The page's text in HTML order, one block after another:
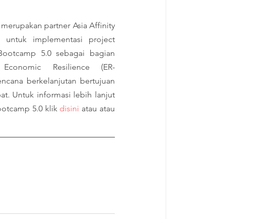
partner Asia Affinity
untuk implementasi project
5.0 sebagai bagian
Resilience (ER-
berkelanjutan bertujuan
Untuk informasi lebih lanjut
5.0 klik disini atau atau